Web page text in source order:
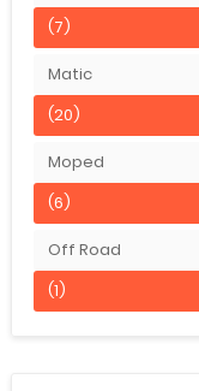
(7)
Matic
(20)
Moped
(6)
Off Road
(1)